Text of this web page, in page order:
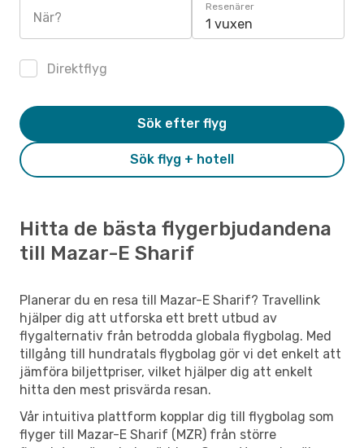
När?
Resenärer
1 vuxen
Direktflyg
Sök flyg + hotell
Sök efter flyg
Hitta de bästa flygerbjudandena
till Mazar-E Sharif
Planerar du en resa till Mazar-E Sharif? Travellink
hjälper dig att utforska ett brett utbud av
flygalternativ från betrodda globala flygbolag. Med
tillgång till hundratals flygbolag gör vi det enkelt att
jämföra biljettpriser, vilket hjälper dig att enkelt
hitta den mest prisvärda resan.
Vår intuitiva plattform kopplar dig till flygbolag som
flyger till Mazar-E Sharif (MZR) från större